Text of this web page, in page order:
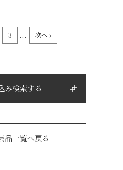
3 ... 次へ ›
み検索する
品一覧へ戻る